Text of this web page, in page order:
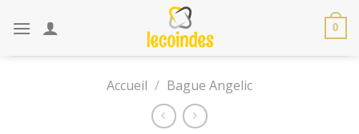
0
Accueil / Bague Angelic